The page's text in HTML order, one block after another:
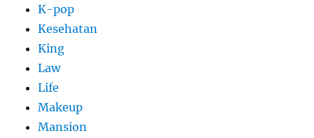
K-pop
Kesehatan
King
Law
Life
Makeup
Mansion